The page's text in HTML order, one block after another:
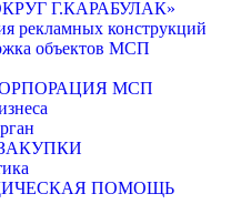
Г.КАРАБУЛАК»
рекламных конструкций
объектов МСП
МСП
ПОМОЩЬ